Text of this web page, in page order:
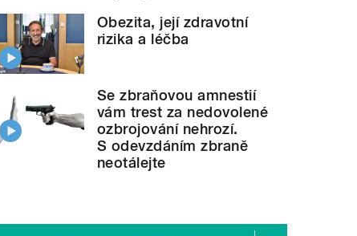
Obezita, její zdravotní
rizika a léčba
Se zbraňovou amnestií
vám trest za nedovolené
ozbrojování nehrozí.
S odevzdáním zbraně
neotálejte